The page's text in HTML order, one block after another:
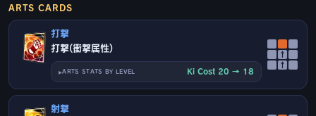
ARTS CARDS
打撃
打撃(衝撃属性)
ARTS STATS BY LEVEL Ki Cost 20 → 18
↑
↑
射撃